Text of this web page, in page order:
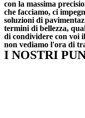
con la massima
che facciamo, ci
soluzioni di
termini di bellezza,
di condividere con voi
non vediamo l'ora di
I NOSTRI